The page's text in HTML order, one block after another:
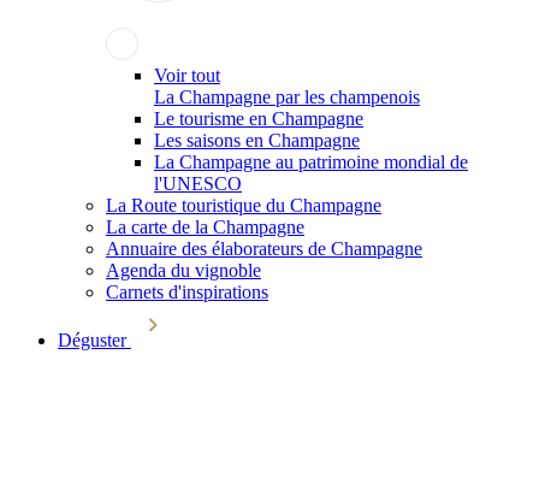
Voir tout
La Champagne par les champenois
Le tourisme en Champagne
Les saisons en Champagne
La Champagne au patrimoine mondial de
l'UNESCO
La Route touristique du Champagne
La carte de la Champagne
Annuaire des élaborateurs de Champagne
Agenda du vignoble
Carnets d'inspirations
Déguster